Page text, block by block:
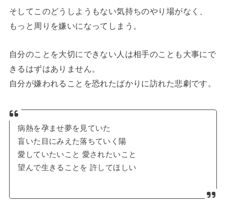
そしてこのどうしようもない気持ちのやり場がなく、
もっと周りを嫌いになってしまう。
自分のことを大切にできない人は相手のことも大事にで
きるはずはありません。
自分が嫌われることを恐れたばかりに訪れた悲劇です。
病熱を孕ませ夢を見ていた
盲いた目にみえた落ちていく陽
愛していたいこと 愛されたいこと
望んで生きることを 許してほしい